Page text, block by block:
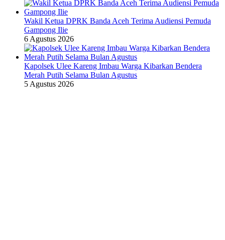
Wakil Ketua DPRK Banda Aceh Terima Audiensi Pemuda
Gampong Ilie
6 Agustus 2026
Kapolsek Ulee Kareng Imbau Warga Kibarkan Bendera
Merah Putih Selama Bulan Agustus
5 Agustus 2026